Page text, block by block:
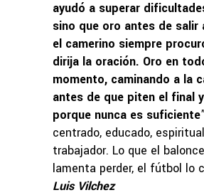
ayudó a superar
sino que oro antes de salir
el camerino siempre
dirija la oración. Oro en
momento, caminando a la
antes de que piten el final
porque nunca es suficiente
centrado, educado,
trabajador. Lo que el
lamenta perder, el fútbol lo
Luis Vilchez